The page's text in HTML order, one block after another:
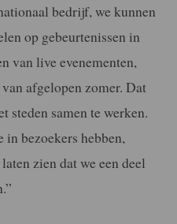
bedrijf, we kunnen
op gebeurtenissen in
van live evenementen,
afgelopen zomer. Dat
steden samen te werken.
in bezoekers hebben,
zien dat we een deel